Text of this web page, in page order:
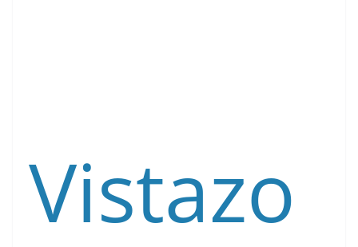
Vistazo